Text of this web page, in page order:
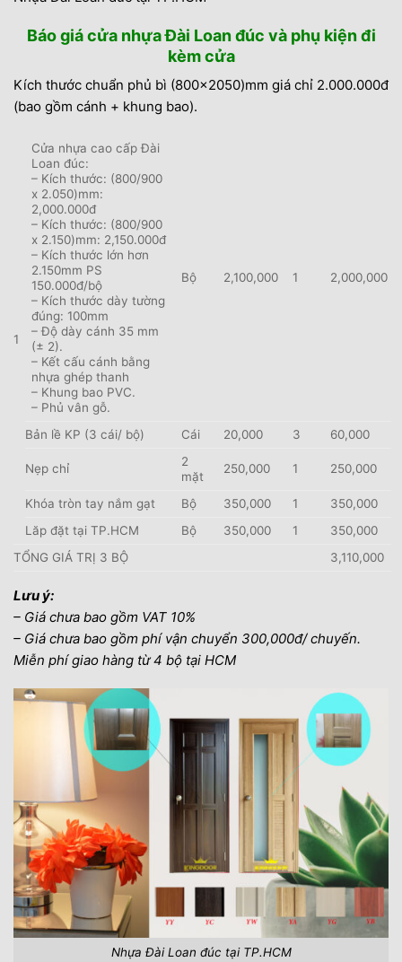
Báo giá cửa nhựa Đài Loan đúc và phụ kiện đi
kèm cửa
Kích thước chuẩn phủ bì (800×2050)mm giá chỉ 2.000.000đ
(bao gồm cánh + khung bao).
1
Cửa nhựa cao cấp Đài
Loan đúc:
– Kích thước: (800/900
x 2.050)mm:
2,000.000đ
– Kích thước: (800/900
x 2.150)mm: 2,150.000đ
– Kích thước lớn hơn
2.150mm PS
150.000đ/bộ
– Kích thước dày tường
đúng: 100mm
– Độ dày cánh 35 mm
(± 2).
– Kết cấu cánh bằng
nhựa ghép thanh
– Khung bao PVC.
– Phủ vân gỗ.
Bộ 2,100,000 1 2,000,000
Bản lề KP (3 cái/ bộ) Cái 20,000 3 60,000
Nẹp chỉ
2
mặt
250,000 1 250,000
Khóa tròn tay nắm gạt Bộ 350,000 1
350,000
Lăp đặt tại TP.HCM
Bộ 350,000 1
350,000
TỔNG GIÁ TRỊ 3 BỘ
3,110,000
Lưu ý:
– Giá chưa bao gồm VAT 10%
– Giá chưa bao gồm phí vận chuyển 300,000đ/ chuyến.
Miễn phí giao hàng từ 4 bộ tại HCM
Nhựa Đài Loan đúc tại TP.HCM